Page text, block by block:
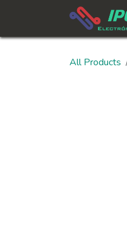
All Products